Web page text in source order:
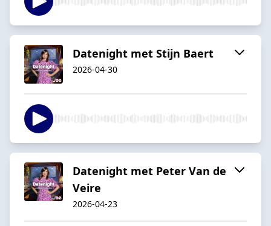
Datenight met Stijn Baert
2026-04-30
Datenight met Peter Van de
Veire
2026-04-23